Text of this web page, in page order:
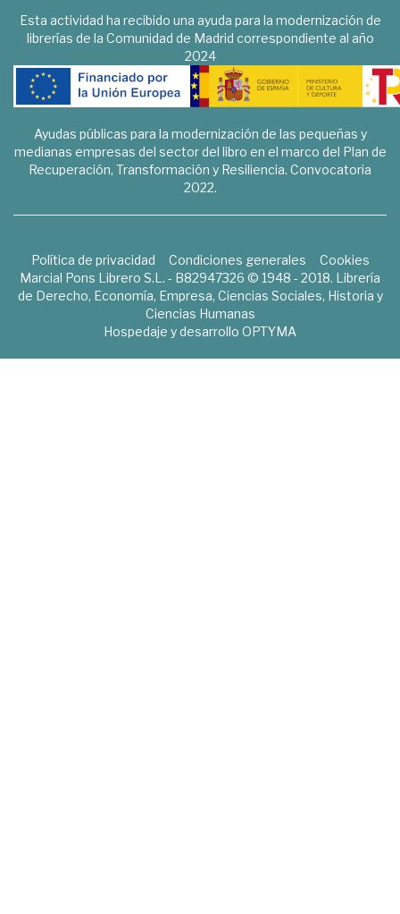
Esta actividad ha recibido una ayuda para la modernización de
librerías de la Comunidad de Madrid correspondiente al año
2024
Ayudas públicas para la modernización de las pequeñas y
medianas empresas del sector del libro en el marco del Plan de
Recuperación, Transformación y Resiliencia. Convocatoria
2022.
Política de privacidad Condiciones generales
Cookies
Marcial Pons Librero S.L. - B82947326 © 1948 - 2018. Librería
de Derecho, Economía, Empresa, Ciencias Sociales, Historia y
Ciencias Humanas
Hospedaje y desarrollo OPTYMA